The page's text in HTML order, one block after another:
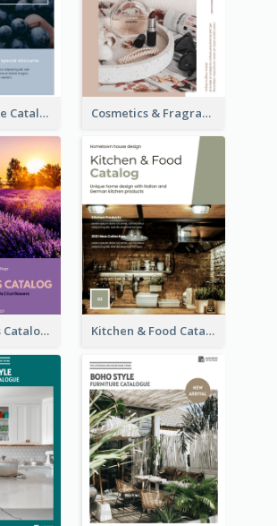
Wine And Brie Catalog Cosmetics & Fragrance Catalog
Ornamentals Catalog Kitchen & Food Catalog